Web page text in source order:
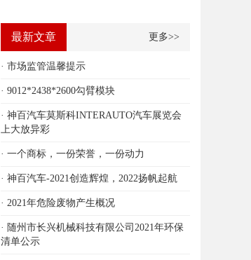
最新文章 更多>>
· 市场监管温馨提示
· 9012*2438*2600勾臂模块
· 神百汽车莫斯科INTERAUTO汽车展览会
上大放异彩
· 一个商标，一份荣誉，一份动力
· 神百汽车-2021创造辉煌，2022扬帆起航
· 2021年危险废物产生概况
· 随州市长兴机械科技有限公司2021年环保
清单公示